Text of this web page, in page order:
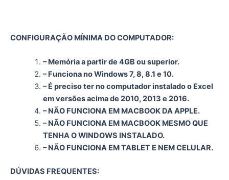
CONFIGURAÇÃO MÍNIMA DO COMPUTADOR:
– Memória a partir de 4GB ou superior.
– Funciona no Windows 7, 8, 8.1 e 10.
– É preciso ter no computador instalado o Excel
em versões acima de 2010, 2013 e 2016.
– NÃO FUNCIONA EM MACBOOK DA APPLE.
– NÃO FUNCIONA EM MACBOOK MESMO QUE
TENHA O WINDOWS INSTALADO.
– NÃO FUNCIONA EM TABLET E NEM CELULAR.
DÚVIDAS FREQUENTES: